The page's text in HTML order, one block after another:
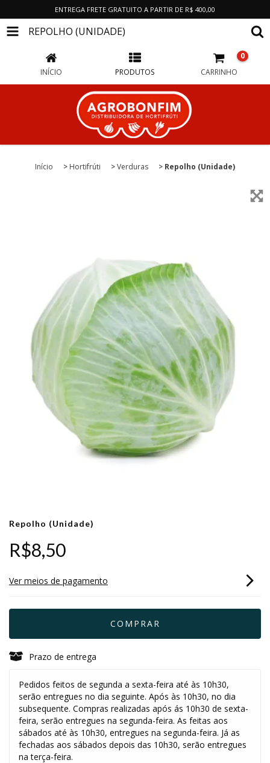
ENTREGA FRETE GRATUITO A PARTIR DE R$ 400,00
REPOLHO (UNIDADE)
INÍCIO PRODUTOS CARRINHO
0
Início > Hortifrúti >Verduras > Repolho (Unidade)
Repolho (Unidade)
R$8,50
Ver meios de pagamento
Prazo de entrega
Pedidos feitos de segunda a sexta-feira até às 10h30,
serão entregues no dia seguinte. Após às 10h30, no dia
subsequente. Compras realizadas após ás 10h30 de sexta-
feira, serão entregues na segunda-feira. As feitas aos
sábados até às 10h30, entregues na segunda-feira. Já as
fechadas aos sábados depois das 10h30, serão entregues
na terça-feira.